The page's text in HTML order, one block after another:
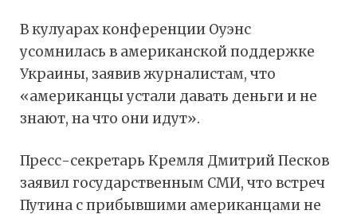
В кулуарах конференции Оуэнс
усомнилась в американской поддержке
Украины, заявив журналистам, что
«американцы устали давать деньги и не
знают, на что они идут».
Пресс-секретарь Кремля Дмитрий Песков
заявил государственным СМИ, что встреч
Путина с прибывшими американцами не